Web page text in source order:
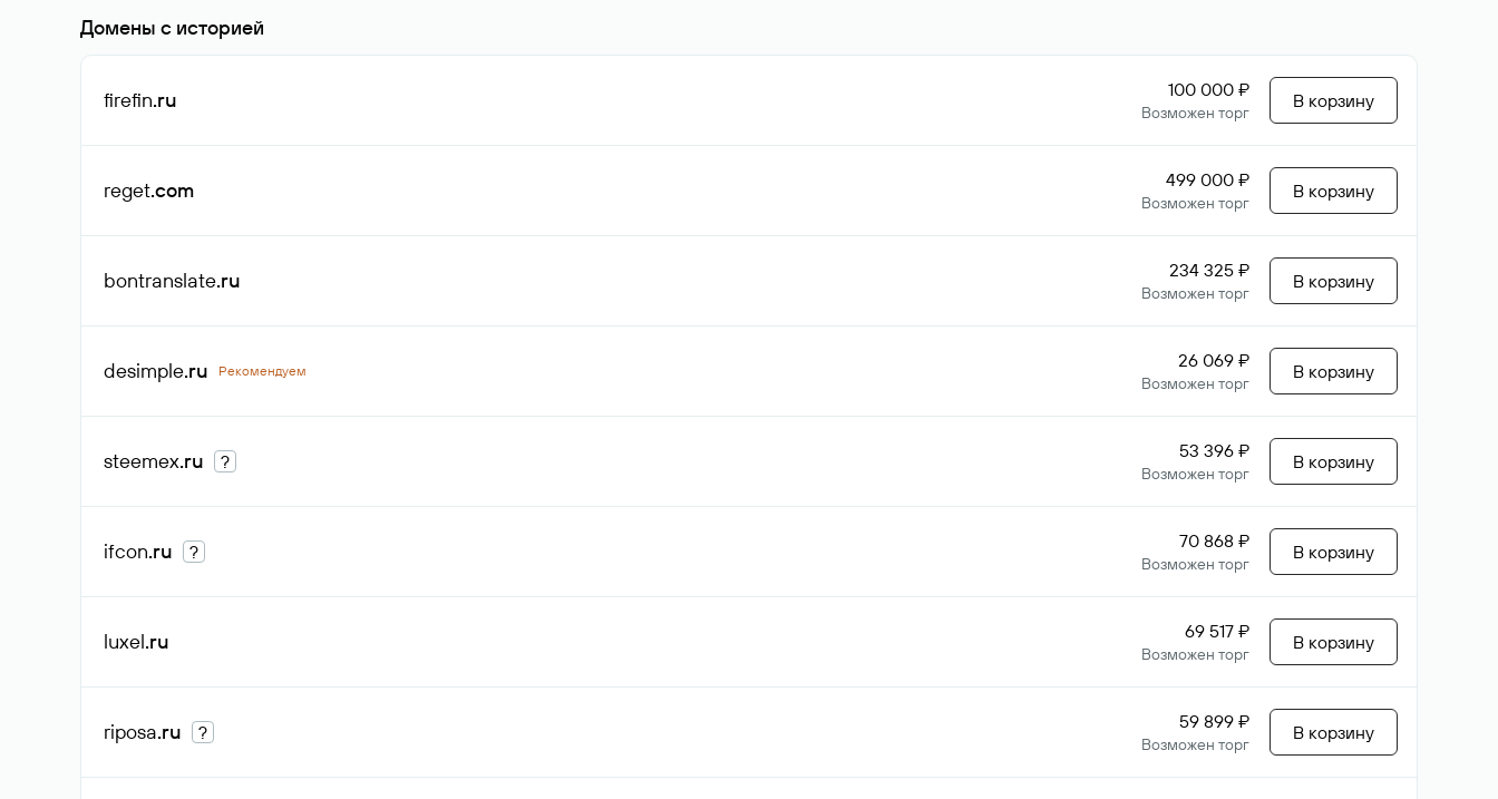
Домены с историей
firefin.ru 100 000 ₽
Возможен торг
В корзину
reget.com 499 000 ₽
Возможен торг
В корзину
bontranslate.ru 234 325 ₽
Возможен торг
В корзину
desimple.ru Рекомендуем 26 069 ₽
Возможен торг
В корзину
steemex.ru ? 53 396 ₽
Возможен торг
В корзину
ifcon.ru ? 70 868 ₽
Возможен торг
В корзину
luxel.ru 69 517 ₽
Возможен торг
В корзину
riposa.ru ? 59 899 ₽
Возможен торг
В корзину